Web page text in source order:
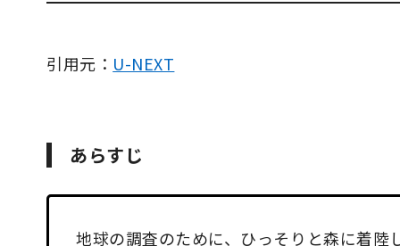
引用元： U-NEXT
あらすじ
地球の調査のために、ひっそりと森に着